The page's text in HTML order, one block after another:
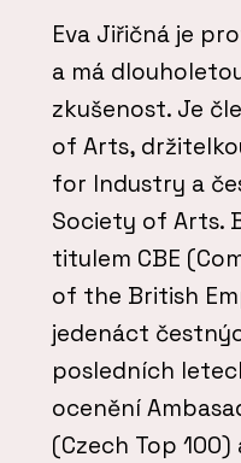
Eva Jiřičná je
a má
zkušenost. Je
of Arts,
for Industry a
Society of Arts.
titulem CBE
of the British
jedenáct
posledních
ocenění
(Czech Top